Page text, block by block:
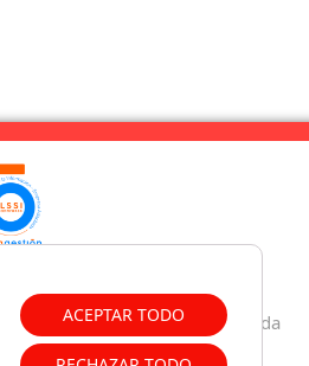
C/Santa Paula, 35 18001 – Granada
ACEPTAR TODO